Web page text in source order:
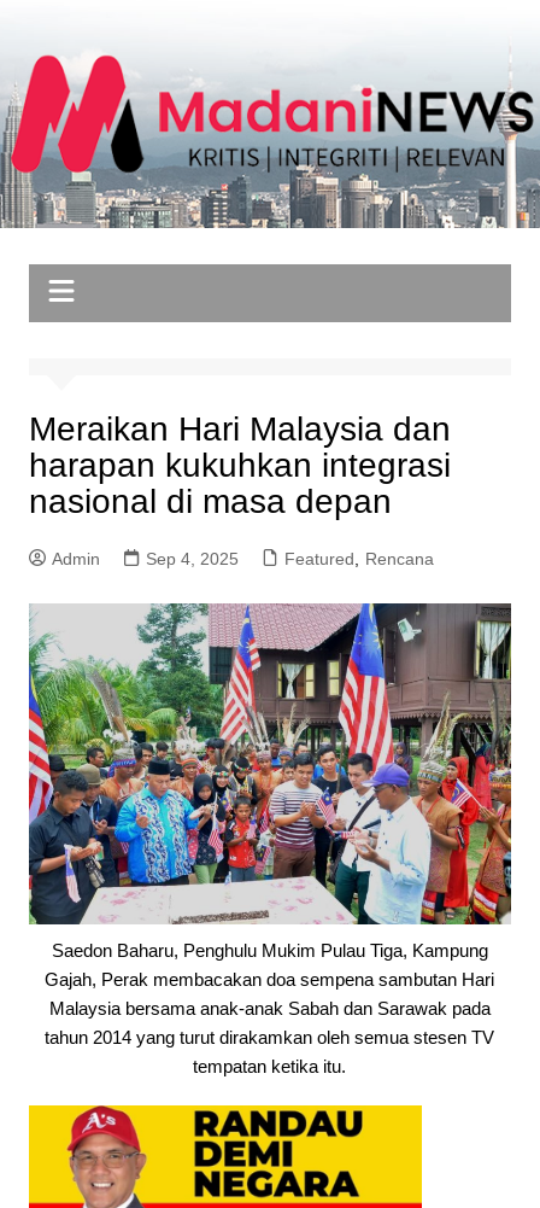
content
Meraikan Hari Malaysia dan
harapan kukuhkan integrasi
nasional di masa depan
Admin Sep 4, 2025 Featured, Rencana
Saedon Baharu, Penghulu Mukim Pulau Tiga, Kampung
Gajah, Perak membacakan doa sempena sambutan Hari
Malaysia bersama anak-anak Sabah dan Sarawak pada
tahun 2014 yang turut dirakamkan oleh semua stesen TV
tempatan ketika itu.